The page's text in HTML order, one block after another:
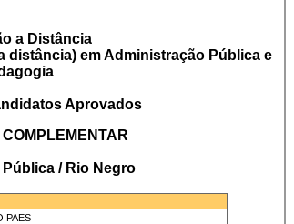
a Distância
distância) em Administração Pública e
Aprovados
/ Rio Negro
PAES